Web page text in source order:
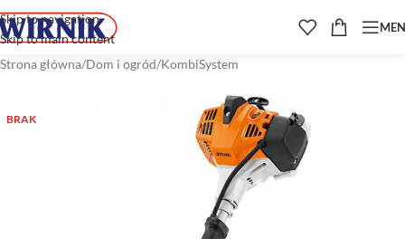
Skip to navigation
Skip to main content
Strona główna/Dom i ogród/KombiSystem
BRAK